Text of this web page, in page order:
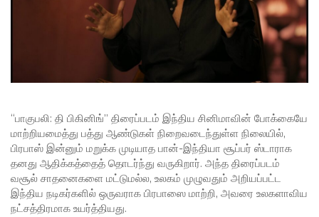
“பாகுபலி: தி பிகினிங்” திரைப்படம் இந்திய சினிமாவின் போக்கையே
மாற்றியமைத்து பத்து ஆண்டுகள் நிறைவடைந்துள்ள நிலையில்,
பிரபாஸ் இன்னும் மறுக்க முடியாத பான்-இந்தியா சூப்பர் ஸ்டாராக
தனது ஆதிக்கத்தைத் தொடர்ந்து வருகிறார். அந்த திரைப்படம்
வசூல் சாதனைகளை மட்டுமல்ல, உலகம் முழுவதும் அறியப்பட்ட
இந்திய நடிகர்களில் ஒருவராக பிரபாஸை மாற்றி, அவரை உலகளாவிய
நட்சத்திரமாக உயர்த்தியது.